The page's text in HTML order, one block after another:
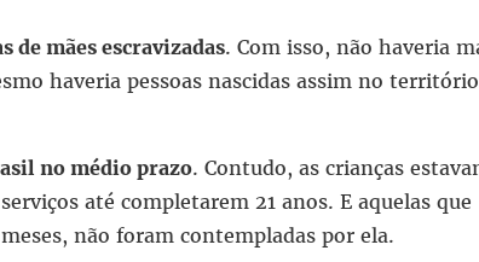
de mães escravizadas. Com isso, não haveria
haveria pessoas nascidas assim no território
no médio prazo. Contudo, as crianças
até completarem 21 anos. E aquelas que
não foram contempladas por ela.